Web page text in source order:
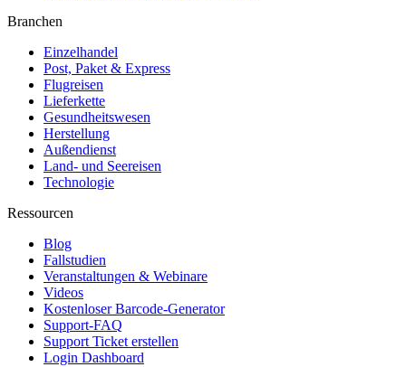
Branchen
Einzelhandel
Post, Paket & Express
Flugreisen
Lieferkette
Gesundheitswesen
Herstellung
Außendienst
Land- und Seereisen
Technologie
Ressourcen
Blog
Fallstudien
Veranstaltungen & Webinare
Videos
Kostenloser Barcode-Generator
Support-FAQ
Support Ticket erstellen
Login Dashboard